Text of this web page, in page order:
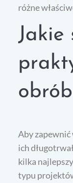
różne
Jakie
Aby
ich
kilka
typu